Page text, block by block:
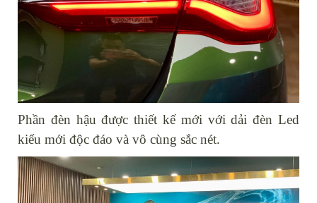
Phần đèn hậu được thiết kế mới với dải đèn Led
kiểu mới độc đáo và vô cùng sắc nét.